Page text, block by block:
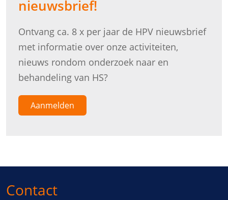
nieuwsbrief!
Ontvang ca. 8 x per jaar de HPV nieuwsbrief
met informatie over onze activiteiten,
nieuws rondom onderzoek naar en
behandeling van HS?
Aanmelden
Contact